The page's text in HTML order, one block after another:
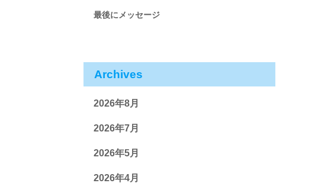
最後にメッセージ
Archives
2026年8月
2026年7月
2026年5月
2026年4月